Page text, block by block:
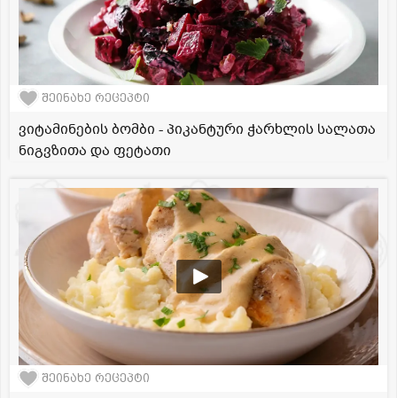
შეინახე რეცეპტი
ვიტამინების ბომბი - პიკანტური ჭარხლის სალათა
ნიგვზითა და ფეტათი
შეინახე რეცეპტი